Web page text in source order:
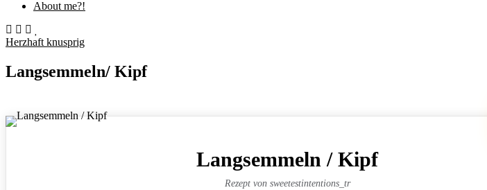
About me?!
Herzhaft knusprig
Langsemmeln/ Kipf
Langsemmeln / Kipf
Rezept von sweetestintentions_tr